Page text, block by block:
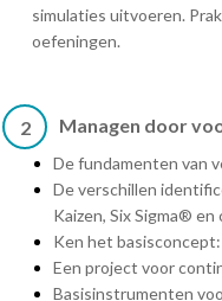
simulaties uitvoeren.
oefeningen.
2 Managen door
De fundamenten van
De verschillen
Kaizen, Six Sigma®
Ken het basisconcept:
Een project voor
Basisinstrumenten